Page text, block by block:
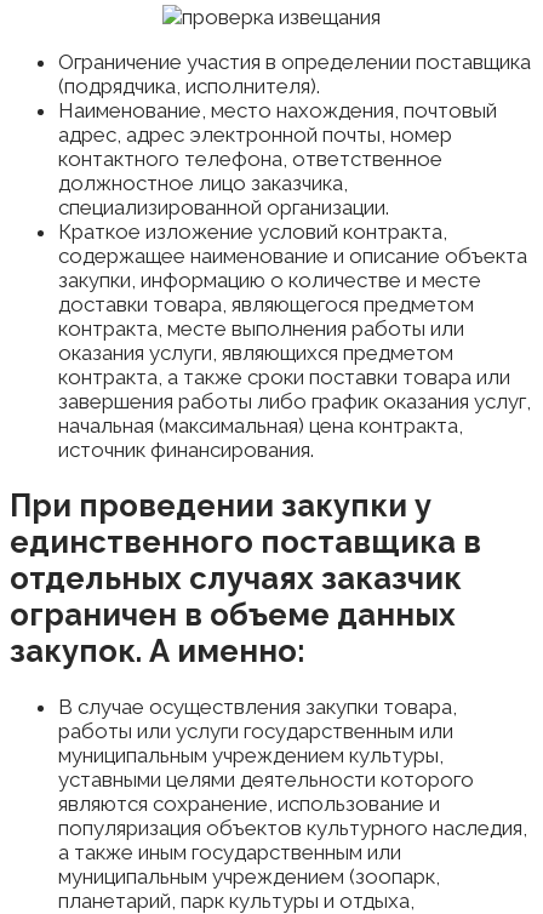
Ограничение участия в определении поставщика
(подрядчика, исполнителя).
Наименование, место нахождения, почтовый
адрес, адрес электронной почты, номер
контактного телефона, ответственное
должностное лицо заказчика,
специализированной организации.
Краткое изложение условий контракта,
содержащее наименование и описание объекта
закупки, информацию о количестве и месте
доставки товара, являющегося предметом
контракта, месте выполнения работы или
оказания услуги, являющихся предметом
контракта, а также сроки поставки товара или
завершения работы либо график оказания услуг,
начальная (максимальная) цена контракта,
источник финансирования.
При проведении закупки у
единственного поставщика в
отдельных случаях заказчик
ограничен в объеме данных
закупок. А именно:
В случае осуществления закупки товара,
работы или услуги государственным или
муниципальным учреждением культуры,
уставными целями деятельности которого
являются сохранение, использование и
популяризация объектов культурного наследия,
а также иным государственным или
муниципальным учреждением (зоопарк,
планетарий, парк культуры и отдыха,